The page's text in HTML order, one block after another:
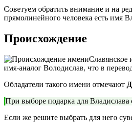
Советуем обратить внимание и на
прямолинейного человека есть имя
Происхождение
Славянское
имя-аналог Володислав, что в
Обладатели такого имени отмечают
При выборе подарка для Владислава
Если же решите выбрать для него